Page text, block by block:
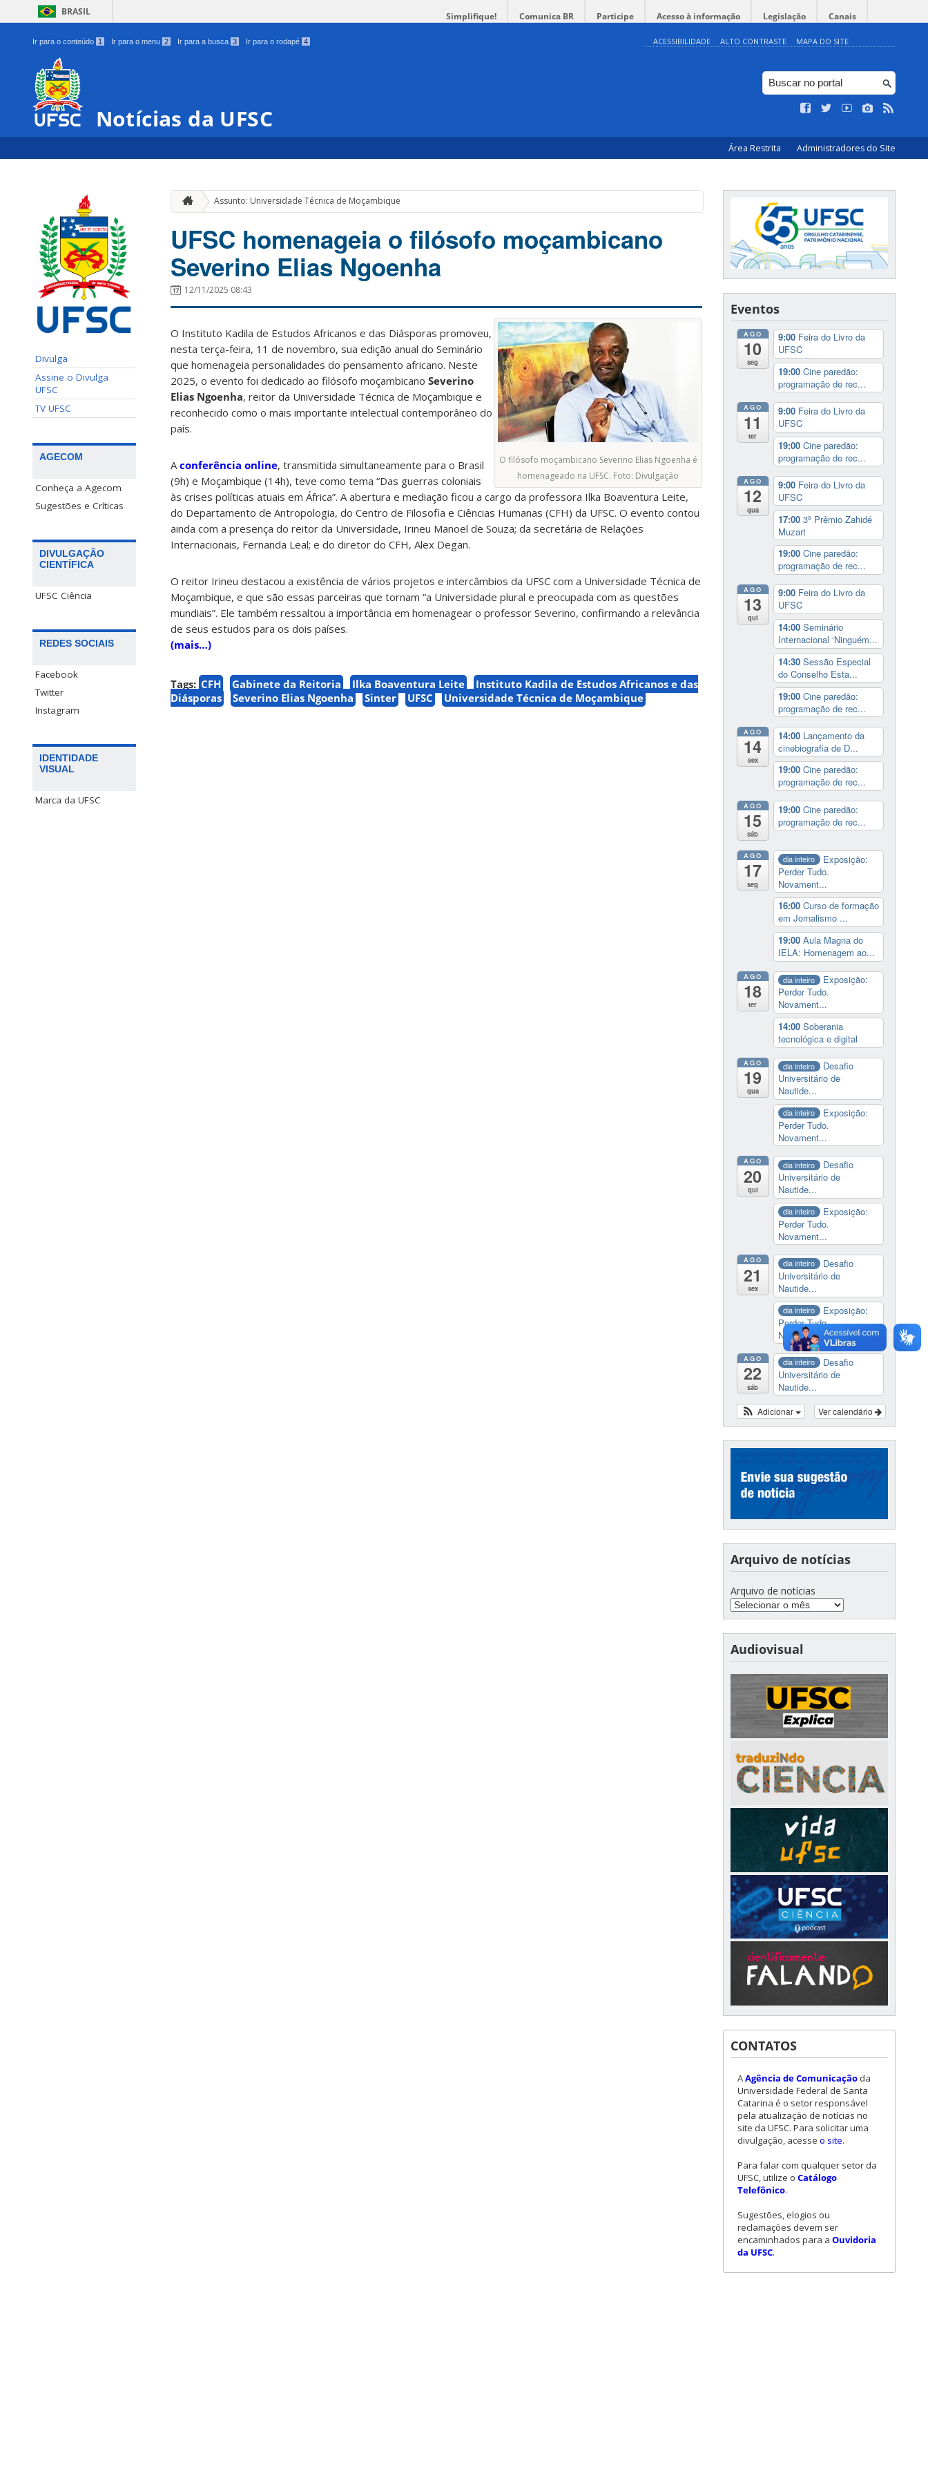
BRASIL Simplifique! Comunica BR Participe Acesso à informação Legislação Canais
Ir para o conteúdo 1 Ir para o menu 2 Ir para a busca 3 Ir para o rodapé 4 ACESSIBILIDADE ALTO CONTRASTE MAPA DO SITE
Notícias da UFSC
Área Restrita Administradores do Site
Divulga
Assine o Divulga
UFSC
TV UFSC
AGECOM
Conheça a Agecom
Sugestões e Críticas
DIVULGAÇÃO
CIENTÍFICA
UFSC Ciência
REDES SOCIAIS
Facebook
Twitter
Instagram
IDENTIDADE
VISUAL
Marca da UFSC
Assunto: Universidade Técnica de Moçambique
UFSC homenageia o filósofo moçambicano
Severino Elias Ngoenha
12/11/2025 08:43
O filósofo moçambicano Severino Elias Ngoenha é
homenageado na UFSC. Foto: Divulgação
O Instituto Kadila de Estudos Africanos e das Diásporas promoveu,
nesta terça-feira, 11 de novembro, sua edição anual do Seminário
que homenageia personalidades do pensamento africano. Neste
2025, o evento foi dedicado ao filósofo moçambicano Severino
Elias Ngoenha, reitor da Universidade Técnica de Moçambique e
reconhecido como o mais importante intelectual contemporâneo do
país.
Aconferência online, transmitida simultaneamente para o Brasil
(9h) e Moçambique (14h), teve como tema “Das guerras coloniais
às crises políticas atuais em África”. A abertura e mediação ficou a cargo da professora Ilka Boaventura Leite,
do Departamento de Antropologia, do Centro de Filosofia e Ciências Humanas (CFH) da UFSC. O evento contou
ainda com a presença do reitor da Universidade, Irineu Manoel de Souza; da secretária de Relações
Internacionais, Fernanda Leal; e do diretor do CFH, Alex Degan.
O reitor Irineu destacou a existência de vários projetos e intercâmbios da UFSC com a Universidade Técnica de
Moçambique, e que são essas parceiras que tornam “a Universidade plural e preocupada com as questões
mundiais”. Ele também ressaltou a importância em homenagear o professor Severino, confirmando a relevância
de seus estudos para os dois países.
(mais…)
Tags: CFH Gabinete da Reitoria Ilka Boaventura Leite
Instituto Kadila de Estudos Africanos e das
Diásporas
Severino Elias Ngoenha Sinter UFSC Universidade Técnica de Moçambique
Eventos
AGO
10
seg
9:00 Feira do Livro da
UFSC
19:00 Cine paredão:
programação de rec...
AGO
11
ter
9:00 Feira do Livro da
UFSC
19:00 Cine paredão:
programação de rec...
AGO
12
qua
9:00 Feira do Livro da
UFSC
17:00 3º Prêmio Zahidé
Muzart
19:00 Cine paredão:
programação de rec...
AGO
13
qui
9:00 Feira do Livro da
UFSC
14:00 Seminário
Internacional ‘Ninguém...
14:30 Sessão Especial
do Conselho Esta...
19:00 Cine paredão:
programação de rec...
AGO
14
sex
14:00 Lançamento da
cinebiografia de D...
19:00 Cine paredão:
programação de rec...
AGO
15
sáb
19:00 Cine paredão:
programação de rec...
AGO
17
seg
dia inteiro
Exposição:
Perder Tudo.
Novament...
16:00 Curso de formação
em Jornalismo ...
19:00 Aula Magna do
IELA: Homenagem ao...
AGO
18
ter
dia inteiro
Exposição:
Perder Tudo.
Novament...
14:00 Soberania
tecnológica e digital
AGO
19
qua
dia inteiro
Desafio
Universitário de
Nautide...
dia inteiro
Exposição:
Perder Tudo.
Novament...
AGO
20
qui
dia inteiro
Desafio
Universitário de
Nautide...
dia inteiro
Exposição:
Perder Tudo.
Novament...
AGO
21
sex
dia inteiro
Desafio
Universitário de
Nautide...
dia inteiro
Exposição:
Perder Tudo.
Novament...
AGO
22
sáb
dia inteiro
Desafio
Universitário de
Nautide...
Ver calendário
Adicionar
Arquivo de notícias
Arquivo de notícias
Audiovisual
CONTATOS
AAgência de Comunicação da
Universidade Federal de Santa
Catarina é o setor responsável
pela atualização de notícias no
site da UFSC. Para solicitar uma
divulgação, acesse o site.
Para falar com qualquer setor da
UFSC, utilize o Catálogo
Telefônico.
Sugestões, elogios ou
reclamações devem ser
encaminhados para a Ouvidoria
da UFSC.